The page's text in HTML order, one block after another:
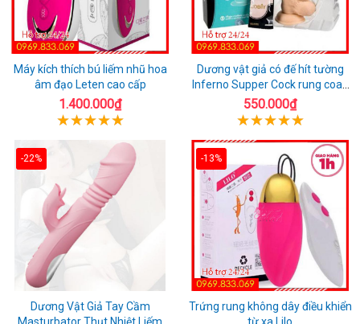
Máy kích thích bú liếm nhũ hoa
âm đạo Leten cao cấp
1.400.000₫
Dương vật giả có đế hít tường
Inferno Supper Cock rung coay
7 chế độ
550.000₫
-22%
Dương Vật Giả Tay Cầm
Masturbator Thụt Nhiệt Liếm
-13%
Trứng rung không dây điều khiển
từ xa Lilo